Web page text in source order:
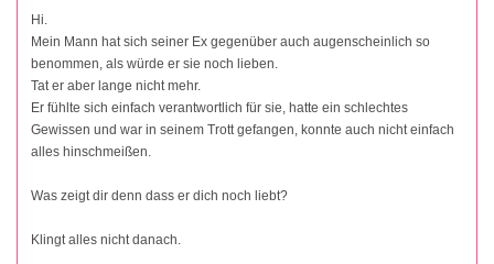
Hi.
Mein Mann hat sich seiner Ex gegenüber auch augenscheinlich so
benommen, als würde er sie noch lieben.
Tat er aber lange nicht mehr.
Er fühlte sich einfach verantwortlich für sie, hatte ein schlechtes
Gewissen und war in seinem Trott gefangen, konnte auch nicht einfach
alles hinschmeißen.
Was zeigt dir denn dass er dich noch liebt?
Klingt alles nicht danach.